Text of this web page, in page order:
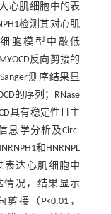
心肌细胞中的表
检测其对心肌
胞模型中敲低
反向剪接的
Sanger测序结果显
的序列；RNase
具有稳定性且主
息学分析及Circ-
和HNRNPL
表达心肌细胞中
情况，结果显示
剪接（P<0.01，